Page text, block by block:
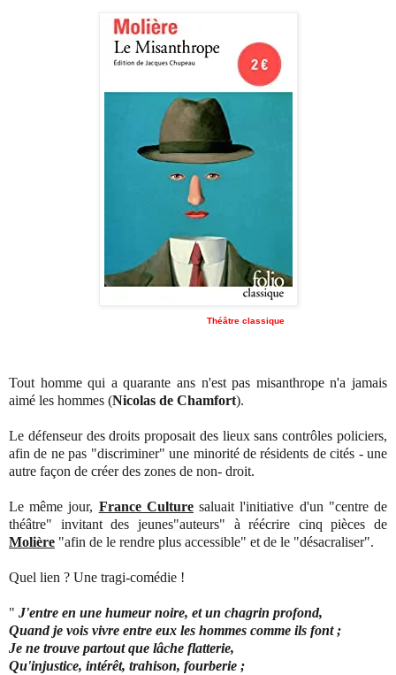
Théâtre classique
Tout homme qui a quarante ans n'est pas misanthrope n'a jamais
aimé les hommes (Nicolas de Chamfort).
Le défenseur des droits proposait des lieux sans contrôles policiers,
afin de ne pas "discriminer" une minorité de résidents de cités - une
autre façon de créer des zones de non- droit.
Le même jour, France Culturesaluait l'initiative d'un "centre de
théâtre" invitant des jeunes"auteurs" à réécrire cinq pièces de
Molière "afin de le rendre plus accessible" et de le "désacraliser".
Quel lien ? Une tragi-comédie !
" J'entre en une humeur noire, et un chagrin profond,
Quand je vois vivre entre eux les hommes comme ils font ;
Je ne trouve partout que lâche flatterie,
Qu'injustice, intérêt, trahison, fourberie ;